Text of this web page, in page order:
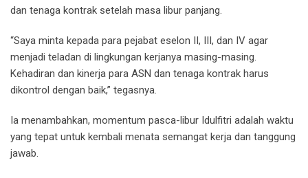
dan tenaga kontrak setelah masa libur panjang.
“Saya minta kepada para pejabat eselon II, III, dan IV agar
menjadi teladan di lingkungan kerjanya masing-masing.
Kehadiran dan kinerja para ASN dan tenaga kontrak harus
dikontrol dengan baik,” tegasnya.
Ia menambahkan, momentum pasca-libur Idulfitri adalah waktu
yang tepat untuk kembali menata semangat kerja dan tanggung
jawab.